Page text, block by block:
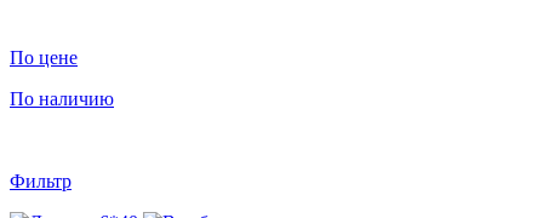
По цене
По наличию
Фильтр